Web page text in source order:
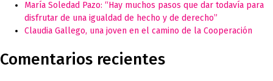
María Soledad Pazo: “Hay muchos pasos que dar todavía para
disfrutar de una igualdad de hecho y de derecho”
Claudia Gallego, una joven en el camino de la Cooperación
Comentarios recientes